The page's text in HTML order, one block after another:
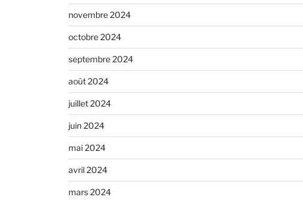
novembre 2024
octobre 2024
septembre 2024
août 2024
juillet 2024
juin 2024
mai 2024
avril 2024
mars 2024